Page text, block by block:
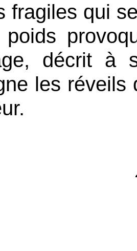
fragiles qui
décrit à
les réveils